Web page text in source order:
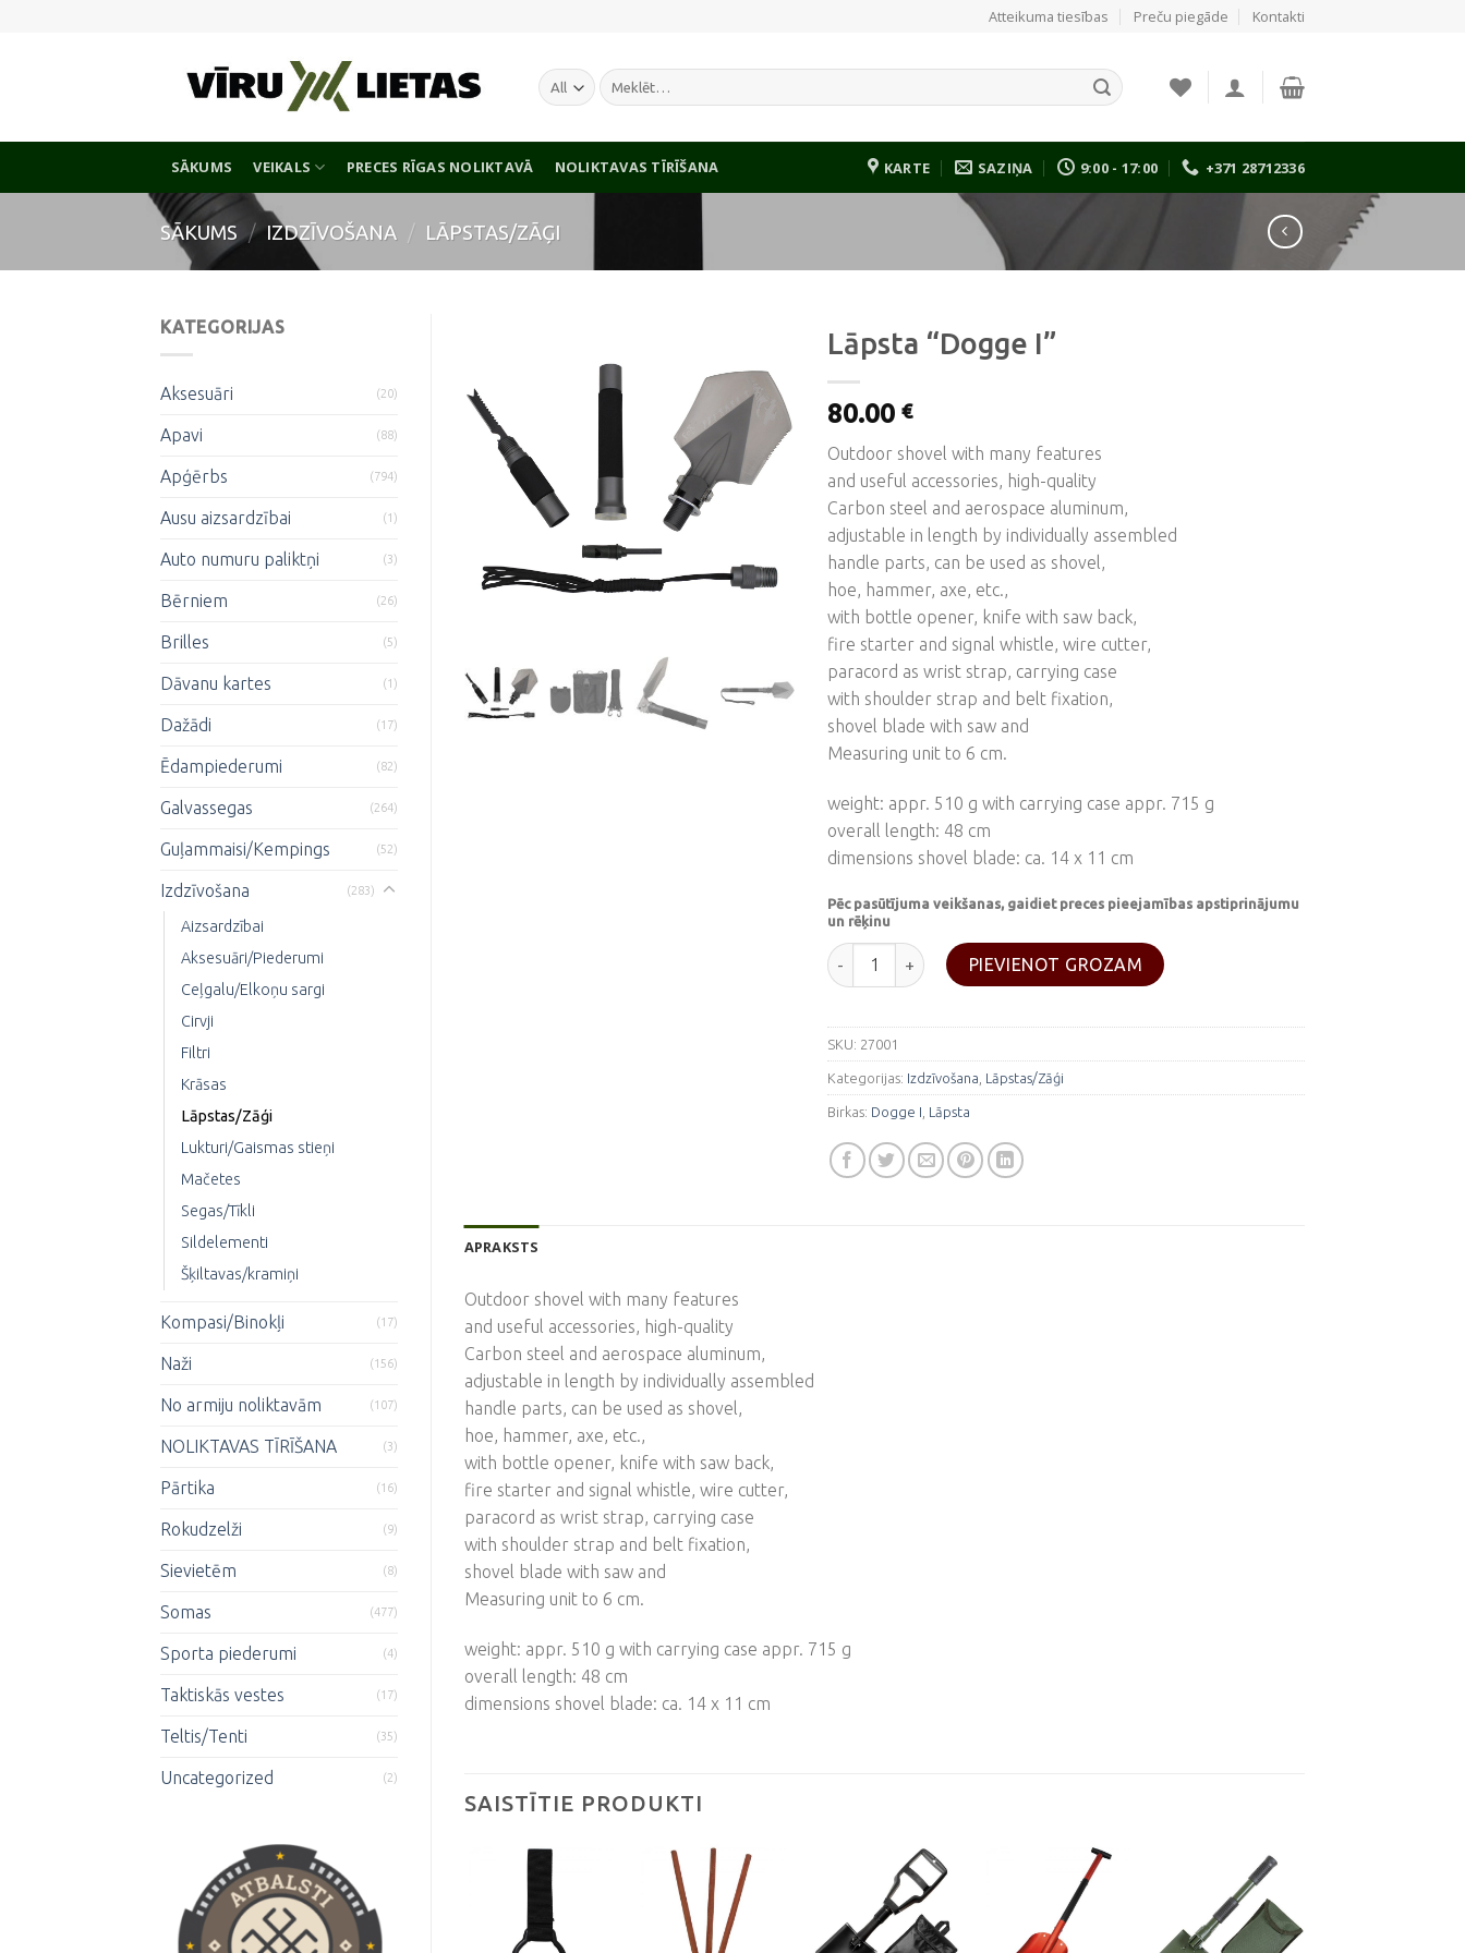
Atteikuma tiesības Preču piegāde Kontakti
Meklēt:
SĀKUMS VEIKALS PRECES RĪGAS NOLIKTAVĀ NOLIKTAVAS TĪRĪŠANA KARTE SAZIŅA 9:00 - 17:00 +371 28712336
SĀKUMS / IZDZĪVOŠANA / LĀPSTAS/ZĀĢI
KATEGORIJAS
Aksesuāri (20)
Apavi (88)
Apģērbs (794)
Ausu aizsardzībai (1)
Auto numuru paliktņi (3)
Bērniem (26)
Brilles (5)
Dāvanu kartes (1)
Dažādi (17)
Ēdampiederumi (82)
Galvassegas (264)
Guļammaisi/Kempings (52)
Izdzīvošana (283)
Aizsardzībai
Aksesuāri/Piederumi
Ceļgalu/Elkoņu sargi
Cirvji
Filtri
Krāsas
Lāpstas/Zāģi
Lukturi/Gaismas stieņi
Mačetes
Segas/Tīkli
Sildelementi
Šķiltavas/kramiņi
Kompasi/Binokļi (17)
Naži (156)
No armiju noliktavām (107)
NOLIKTAVAS TĪRĪŠANA (3)
Pārtika (16)
Rokudzelži (9)
Sievietēm (8)
Somas (477)
Sporta piederumi (4)
Taktiskās vestes (17)
Teltis/Tenti (35)
Uncategorized (2)
Pievienot
vēlmju
sarakstam
Lāpsta “Dogge I”
80.00€
Outdoor shovel with many features
and useful accessories, high-quality
Carbon steel and aerospace aluminum,
adjustable in length by individually assembled
handle parts, can be used as shovel,
hoe, hammer, axe, etc.,
with bottle opener, knife with saw back,
fire starter and signal whistle, wire cutter,
paracord as wrist strap, carrying case
with shoulder strap and belt fixation,
shovel blade with saw and
Measuring unit to 6 cm.
weight: appr. 510 g with carrying case appr. 715 g
overall length: 48 cm
dimensions shovel blade: ca. 14 x 11 cm
Pēc pasūtījuma veikšanas, gaidiet preces pieejamības apstiprinājumu
un rēķinu
Lāpsta "Dogge I" daudzums
PIEVIENOT GROZAM
SKU: 27001
Kategorijas: Izdzīvošana Lāpstas/Zāģi
Birkas: Dogge I Lāpsta
APRAKSTS
Outdoor shovel with many features
and useful accessories, high-quality
Carbon steel and aerospace aluminum,
adjustable in length by individually assembled
handle parts, can be used as shovel,
hoe, hammer, axe, etc.,
with bottle opener, knife with saw back,
fire starter and signal whistle, wire cutter,
paracord as wrist strap, carrying case
with shoulder strap and belt fixation,
shovel blade with saw and
Measuring unit to 6 cm.
weight: appr. 510 g with carrying case appr. 715 g
overall length: 48 cm
dimensions shovel blade: ca. 14 x 11 cm
SAISTĪTIE PRODUKTI
Pievienot
Pievienot
Pievienot
Pievienot
Pievienot
Pievienot
Pievienot